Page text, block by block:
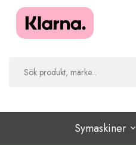
Symaskiner